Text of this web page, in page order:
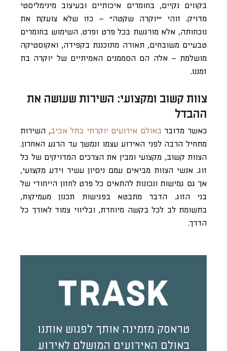
בקווים נקיים, בחומרים איכותיים ובעיצוב מינימליסטי
מדויק. זוהי “יוקרה שקטה” – כזו שלא צועקת את
נוכחותה, אלא מורגשת בכל פרט ופרט. השימוש בחומרים
טבעיים משובחים, תאורה מתוכננת בקפידה, ואקוסטיקה
מושלמת – אלה הם הסממנים האמיתיים של יוקרה בת
זמננו.
צוות קשוב ומקצועי: השירות שעושה את
ההבדל
כאשר מדובר באולם אירועים יוקרתי בתל אביב
, השירות
מתחיל הרבה לפני האירוע עצמו ונמשך עד הרגע האחרון.
הצוות קשוב, מקצועי ומבין את הצרכים המדויקים של כל
זוג. אנשי הצוות מביאים עמם ניסיון עשיר וידע מקצועי,
אך גם גמישות ונכונות להתאים כל פרט לחזון הייחודי של
בני הזוג. הדבר מתבטא בפגישות תכנון מעמיקות,
בתשומת לב לכל בקשה מיוחדת, ובליווי צמוד לאורך כל
הדרך.
טראסק מזמינה אותך לפגוש אותנו
באולם האירועים המושלם לאירוע